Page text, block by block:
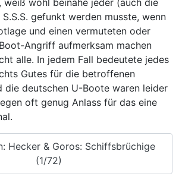
gefunkt werden musste, wenn
und einen vermuteten oder
Angriff aufmerksam machen
alle. In jedem Fall bedeutete jedes
Gutes für die betroffenen
die deutschen U-Boote waren leider
oft genug Anlass für das eine
Hecker & Goros: Schiffsbrüchige
(1/72)